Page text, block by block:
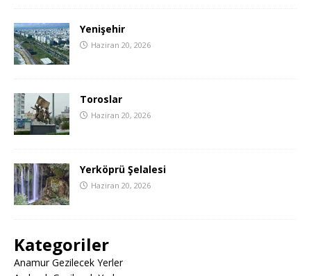
Yenişehir
Haziran 20, 2026
Toroslar
Haziran 20, 2026
Yerköprü Şelalesi
Haziran 20, 2026
Kategoriler
Anamur Gezilecek Yerler